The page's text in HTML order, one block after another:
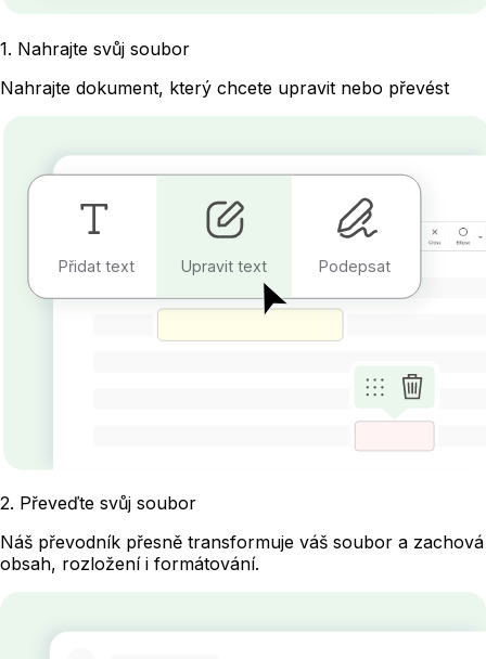
1. Nahrajte svůj soubor
Nahrajte dokument, který chcete upravit nebo převést
Přidat text Upravit text Podepsat
2. Převeďte svůj soubor
Náš převodník přesně transformuje váš soubor a zachová
obsah, rozložení i formátování.